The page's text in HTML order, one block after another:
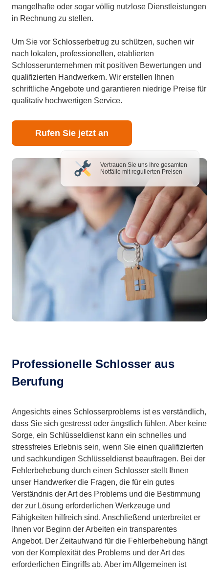
mangelhafte oder sogar völlig nutzlose Dienstleistungen
in Rechnung zu stellen.
Um Sie vor Schlosserbetrug zu schützen, suchen wir
nach lokalen, professionellen, etablierten
Schlosserunternehmen mit positiven Bewertungen und
qualifizierten Handwerkern. Wir erstellen Ihnen
schriftliche Angebote und garantieren niedrige Preise für
qualitativ hochwertigen Service.
Rufen Sie jetzt an
Vertrauen Sie uns Ihre gesamten
Notfälle mit regulierten Preisen
Professionelle Schlosser aus
Berufung
Angesichts eines Schlosserproblems ist es verständlich,
dass Sie sich gestresst oder ängstlich fühlen. Aber keine
Sorge, ein Schlüsseldienst kann ein schnelles und
stressfreies Erlebnis sein, wenn Sie einen qualifizierten
und sachkundigen Schlüsseldienst beauftragen. Bei der
Fehlerbehebung durch einen Schlosser stellt Ihnen
unser Handwerker die Fragen, die für ein gutes
Verständnis der Art des Problems und die Bestimmung
der zur Lösung erforderlichen Werkzeuge und
Fähigkeiten hilfreich sind. Anschließend unterbreitet er
Ihnen vor Beginn der Arbeiten ein transparentes
Angebot. Der Zeitaufwand für die Fehlerbehebung hängt
von der Komplexität des Problems und der Art des
erforderlichen Eingriffs ab. Aber im Allgemeinen ist